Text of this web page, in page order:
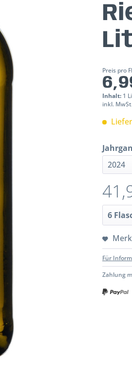
Preis pro
Inhalt: 1
inkl.
Für
Zahlung